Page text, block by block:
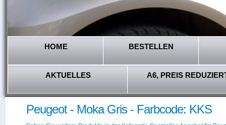
HOME BESTELLEN
AKTUELLES A6, PREIS
Peugeot - Moka Gris - Farbcode: KKS